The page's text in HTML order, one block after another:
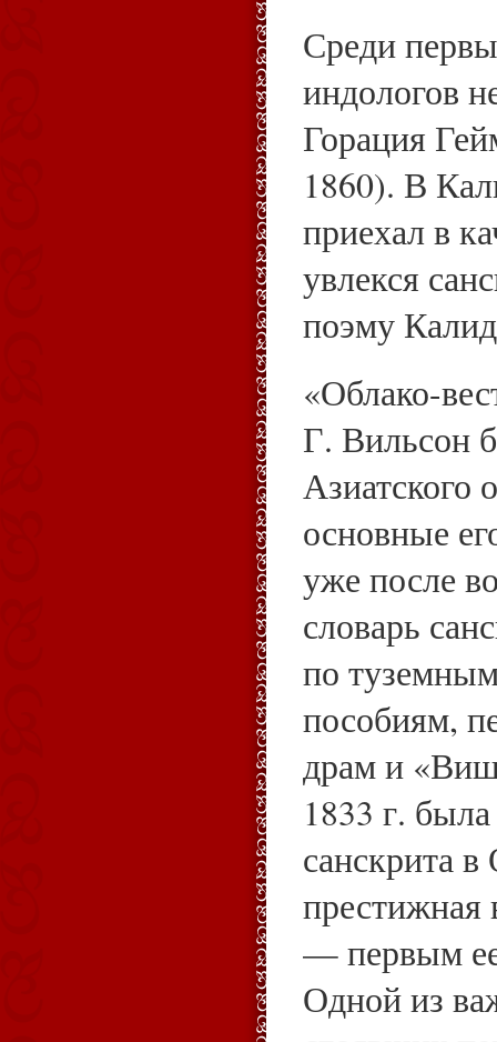
Среди
индологов
Горация
1860). В
приехал в
увлекся
поэму
«Облако-
Г. Вильсон
Азиатского
основные
уже после
словарь
по
пособиям,
драм и
1833 г.
санскрита
престижная
— первым
Одной из